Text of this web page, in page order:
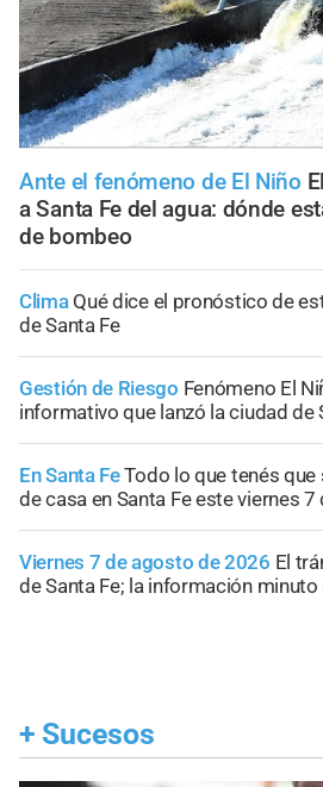
Ante el fenómeno de El Niño
a Santa Fe del agua: dónde
de bombeo
Clima Qué dice el pronóstico de
de Santa Fe
Gestión de Riesgo Fenómeno El
informativo que lanzó la ciudad de
En Santa FeTodo lo que tenés
de casa en Santa Fe este viernes
Viernes 7 de agosto de 2026 El
de Santa Fe; la información
+ Sucesos